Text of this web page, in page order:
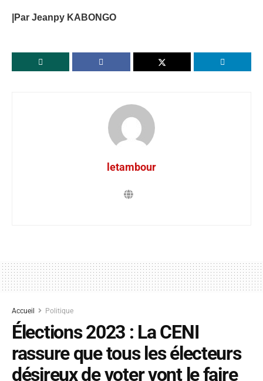
|Par Jeanpy KABONGO
letambour
Accueil Politique
Élections 2023 : La CENI
rassure que tous les électeurs
désireux de voter vont le faire